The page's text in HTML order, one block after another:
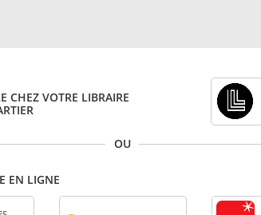
CHEZ VOTRE LIBRAIRE
OU
EN LIGNE